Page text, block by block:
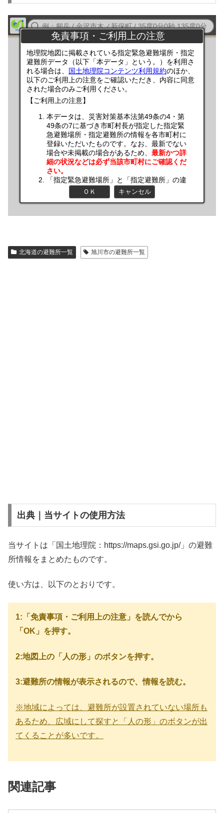
北海道の避難所一覧 旭川市の避難所一覧
出典｜当サイトの使用方法
当サイトは「国土地理院：https://maps.gsi.go.jp/」の避難
所情報をまとめたものです。
使い方は、以下のとおりです。
1:「免責事項・ご利用上の注意」を読んでから
「OK」を押す。
2:地図上の「人の形」のボタンを押す。
3:避難所の情報が表示されるので、情報を読む。
※地域によっては、避難所が設置されていない場所も
あるため、広域にして探すと「人の形」のボタンが出
てくることが多いです。
関連記事